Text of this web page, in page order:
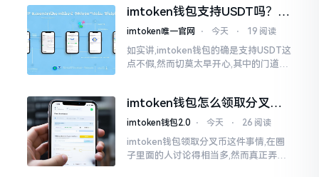
imtoken钱包支持USDT吗？转
账提现全攻略
imtoken唯一官网 ⋅ 今天 ⋅ 19 阅读
如实讲,imtoken钱包的确是支持USDT这
点不假,然而切莫太早开心,其中的门道是
费高得主子心疼
imtoken钱包怎么领取分叉
币？老手教你避坑
imtoken钱包2.0 ⋅ 今天 ⋅ 26 阅读
imtoken钱包领取分叉币这件事情,在圈
子里面的人讨论得相当多,然而真正弄明